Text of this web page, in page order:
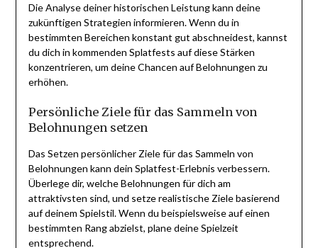
Die Analyse deiner historischen Leistung kann deine
zukünftigen Strategien informieren. Wenn du in
bestimmten Bereichen konstant gut abschneidest, kannst
du dich in kommenden Splatfests auf diese Stärken
konzentrieren, um deine Chancen auf Belohnungen zu
erhöhen.
Persönliche Ziele für das Sammeln von
Belohnungen setzen
Das Setzen persönlicher Ziele für das Sammeln von
Belohnungen kann dein Splatfest-Erlebnis verbessern.
Überlege dir, welche Belohnungen für dich am
attraktivsten sind, und setze realistische Ziele basierend
auf deinem Spielstil. Wenn du beispielsweise auf einen
bestimmten Rang abzielst, plane deine Spielzeit
entsprechend.